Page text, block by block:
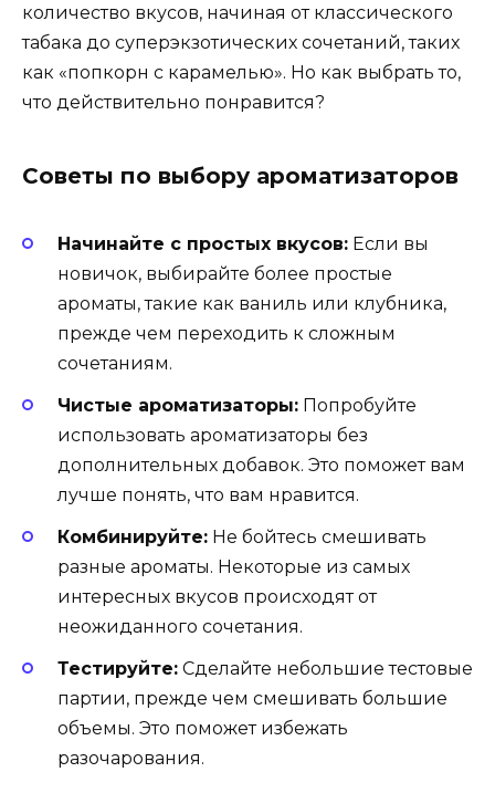
количество вкусов, начиная от классического
табака до суперэкзотических сочетаний, таких
как «попкорн с карамелью». Но как выбрать то,
что действительно понравится?
Советы по выбору ароматизаторов
Начинайте с простых вкусов: Если вы
новичок, выбирайте более простые
ароматы, такие как ваниль или клубника,
прежде чем переходить к сложным
сочетаниям.
Чистые ароматизаторы: Попробуйте
использовать ароматизаторы без
дополнительных добавок. Это поможет вам
лучше понять, что вам нравится.
Комбинируйте: Не бойтесь смешивать
разные ароматы. Некоторые из самых
интересных вкусов происходят от
неожиданного сочетания.
Тестируйте: Сделайте небольшие тестовые
партии, прежде чем смешивать большие
объемы. Это поможет избежать
разочарования.